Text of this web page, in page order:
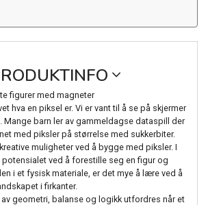
figurer med magneter
hva en piksel er. Vi er vant til å se på skjermer
barn ler av gammeldagse dataspill der
med piksler på størrelse med sukkerbiter.
muligheter ved å bygge med piksler. I
ved å forestille seg en figur og
i et fysisk materiale, er det mye å lære ved å
i firkanter.
geometri, balanse og logikk utfordres når et